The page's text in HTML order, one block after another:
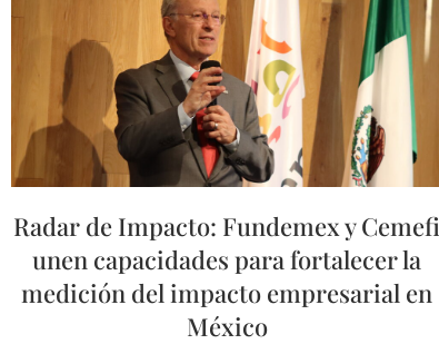
Radar de Impacto: Fundemex y Cemefi
unen capacidades para fortalecer la
medición del impacto empresarial en
México